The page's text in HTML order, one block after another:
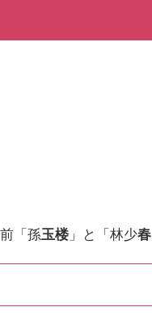
「孫玉楼」と「林少春